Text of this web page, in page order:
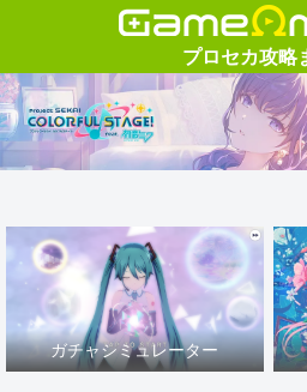
ガチャシミュレーター